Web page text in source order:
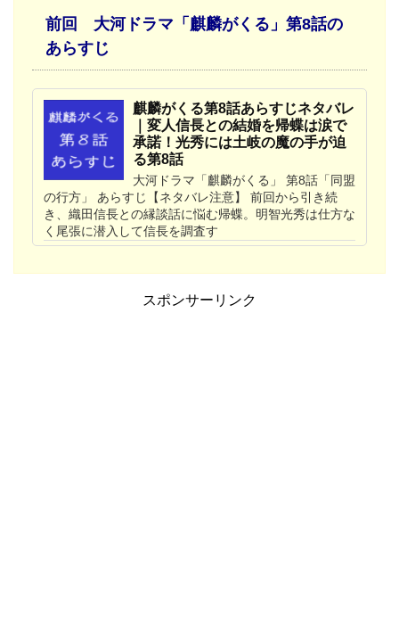
前回 大河ドラマ「麒麟がくる」第8話の
あらすじ
麒麟がくる第8話あらすじネタバレ
｜変人信長との結婚を帰蝶は涙で
承諾！光秀には土岐の魔の手が迫
る第8話
大河ドラマ「麒麟がくる」 第8話「同盟
の行方」 あらすじ【ネタバレ注意】 前回から引き続
き、織田信長との縁談話に悩む帰蝶。明智光秀は仕方な
く尾張に潜入して信長を調査す
スポンサーリンク